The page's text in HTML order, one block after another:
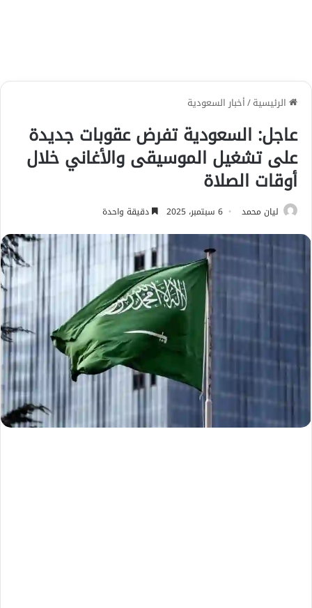
الرئيسية/أخبار السعودية
عاجل: السعودية تفرض عقوبات جديدة
على تشغيل الموسيقى والأغاني خلال
أوقات الصلاة
ليان محمد 6 سبتمبر، 2025 دقيقة واحدة